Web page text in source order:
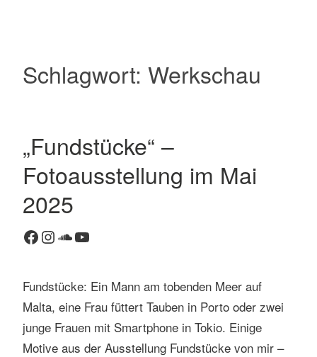
Schlagwort: Werkschau
„Fundstücke“ –
Fotoausstellung im Mai
2025
Facebook
Instagram
SoundCloud
YouTube
Fundstücke: Ein Mann am tobenden Meer auf
Malta, eine Frau füttert Tauben in Porto oder zwei
junge Frauen mit Smartphone in Tokio. Einige
Motive aus der Ausstellung Fundstücke von mir –
o
r
h
i
n